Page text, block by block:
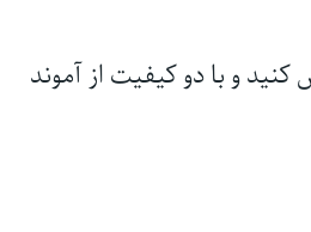
کنید و با دو کیفیت از آموند